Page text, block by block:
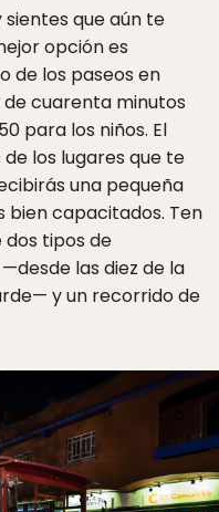
que aún te
opción es
de los paseos en
cuarenta minutos
para los niños. El
los lugares que te
una pequeña
capacitados. Ten
tipos de
las diez de la
y un recorrido de